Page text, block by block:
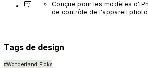
Conçue pour les modèles
de contrôle de l'appareil
Tags de design
#Wonderland Picks